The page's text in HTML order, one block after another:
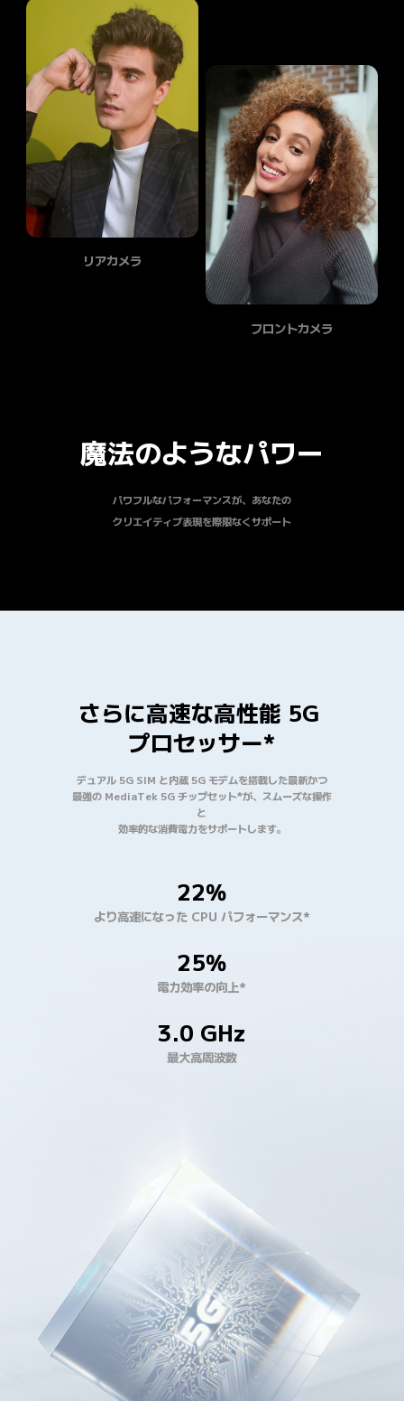
リアカメラ
フロントカメラ
魔法のようなパワー
パワフルなパフォーマンスが、あなたの
クリエイティブ表現を際限なくサポート
さらに高速な高性能 5G
プロセッサー*
デュアル 5G SIM と内蔵 5G モデムを搭載した最新かつ
最強の MediaTek 5G チップセット*が、スムーズな操作
と
効率的な消費電力をサポートします。
22%
より高速になった CPU パフォーマンス*
25%
電力効率の向上*
3.0 GHz
最大高周波数